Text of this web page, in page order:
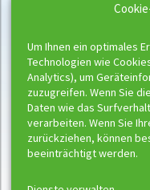
Um Ihnen ein optimales
Technologien wie
Analytics), um
zuzugreifen. Wenn Sie
Daten wie das
verarbeiten. Wenn Sie
zurückziehen, können
beeinträchtigt werden.